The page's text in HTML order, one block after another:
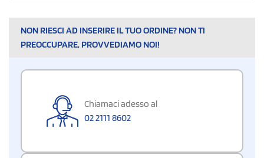
NON RIESCI AD INSERIRE IL TUO ORDINE? NON TI
PREOCCUPARE, PROVVEDIAMO NOI!
Chiamaci adesso al
02 2111 8602